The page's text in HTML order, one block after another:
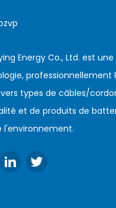
Energy Co., Ltd. est
professionnellement
types de câbles/
et de produits de